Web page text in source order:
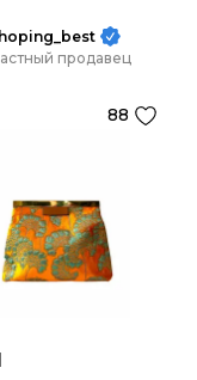
продавец
88